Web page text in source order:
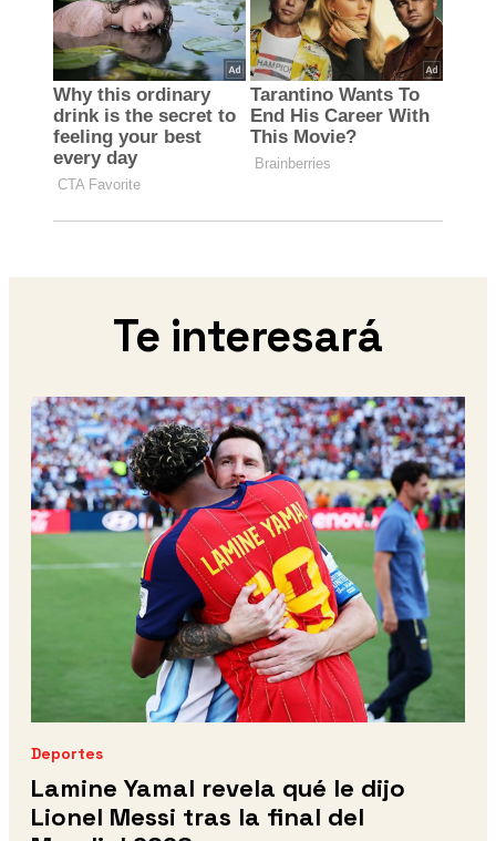
Te interesará
Deportes
Lamine Yamal revela qué le dijo
Lionel Messi tras la final del